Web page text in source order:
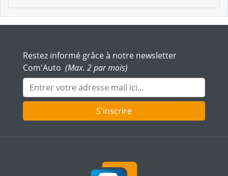
Restez informé grâce à notre newsletter
Com'Auto (Max. 2 par mois)
Adresse mail
S'inscrire